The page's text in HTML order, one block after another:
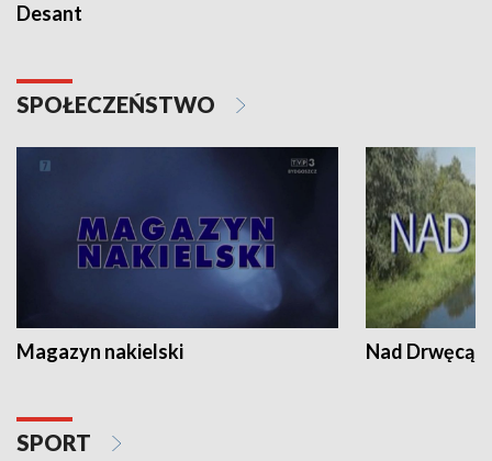
Desant
SPOŁECZEŃSTWO
Magazyn nakielski Nad Drwęcą
SPORT